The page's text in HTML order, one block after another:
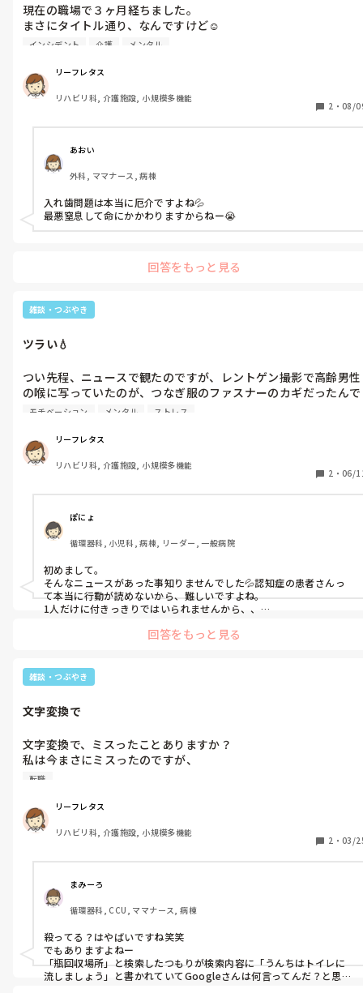
現在の職場で３ヶ月経ちました。
まさにタイトル通り、なんですけど☺️
なかった方がおられ、
この方は、センターにお連れする時に、入れ歯の装着を確認しな
ければならず、たまたまお迎えに行った担当者が、それを怠って
もしも私が関わっていたとしたら、と思うと、もう生きた心地し
なので、私がその場に居なくてホントに良かったです💦
インシデント 介護 メンタル
リーフレタス
リハビリ科, 介護施設, 小規模多機能
2 ・ 08/
あおい
外科, ママナース, 病棟
入れ歯問題は本当に厄介ですよね💦
最悪窒息して命にかかわりますからねー😭
回答をもっと見る
雑談・つぶやき
ツラい💧
つい先程、ニュースで観たのですが、レントゲン撮影で高齢男性
の喉に写っていたのが、つなぎ服のファスナーのカギだったんで
すよね💦後日、その男性患者さんは、お亡くなりになったそうで
つなぎ服とファスナーのカギは、オムツいじりや点滴の自己抜去
防止の目的で施行しているけれど、身体拘束になるので、ご家族
の同意が必要ですよね。
認知症患者さんの輸液管理やオムツ管理をする現場のスタッフの
心境を思うと、本当にツラいです。
モチベーション メンタル ストレス
リーフレタス
リハビリ科, 介護施設, 小規模多機能
2 ・ 06/
ぽにょ
循環器科, 小児科, 病棟, リーダー, 一般病院
初めまして。
そんなニュースがあった事知りませんでした💦認知症の患者さんっ
て本当に行動が読めないから、難しいですよね。
1人だけに付きっきりではいられませんから、、
るので、やめるよう声をあげてみようと思います💦
回答をもっと見る
雑談・つぶやき
文字変換で
文字変換で、ミスったことありますか？
私は今まさにミスったのですが、
転職のための履歴書で、「切る」と文字を打ったはずが「着る」
幸い、提出前に気づいたので助かりました。でも、息子に「元気
でやってる？」ってLINEしたら、息子が見たときに「元気で殺っ
てる？」って変換されてたって聞いて、ゾッとしました。皆さん
転職
リーフレタス
リハビリ科, 介護施設, 小規模多機能
2 ・ 03/
まみーろ
循環器科, CCU, ママナース, 病棟
殺ってる？はやばいですね笑笑
でもありますよねー
「瓶回収場所」と検索したつもりが検索内容に「うんちはトイレに
流しましょう」と書かれていてGoogleさんは何言ってんだ？と思っ